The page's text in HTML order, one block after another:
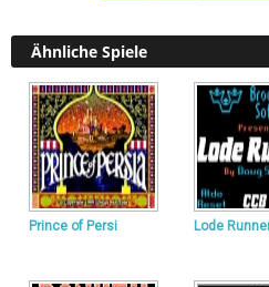
Ähnliche Spiele
Prince of Persi Lode